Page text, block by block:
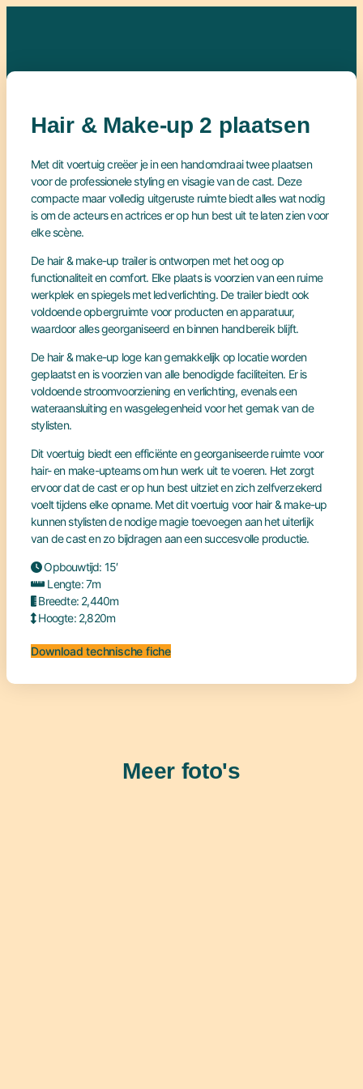
Hair & Make-up 2 plaatsen
Met dit voertuig creëer je in een handomdraai twee plaatsen
voor de professionele styling en visagie van de cast. Deze
compacte maar volledig uitgeruste ruimte biedt alles wat nodig
is om de acteurs en actrices er op hun best uit te laten zien voor
elke scène.
De hair & make-up trailer is ontworpen met het oog op
functionaliteit en comfort. Elke plaats is voorzien van een ruime
werkplek en spiegels met ledverlichting. De trailer biedt ook
voldoende opbergruimte voor producten en apparatuur,
waardoor alles georganiseerd en binnen handbereik blijft.
De hair & make-up loge kan gemakkelijk op locatie worden
geplaatst en is voorzien van alle benodigde faciliteiten. Er is
voldoende stroomvoorziening en verlichting, evenals een
wateraansluiting en wasgelegenheid voor het gemak van de
stylisten.
Dit voertuig biedt een efficiënte en georganiseerde ruimte voor
hair- en make-upteams om hun werk uit te voeren. Het zorgt
ervoor dat de cast er op hun best uitziet en zich zelfverzekerd
voelt tijdens elke opname. Met dit voertuig voor hair & make-up
kunnen stylisten de nodige magie toevoegen aan het uiterlijk
van de cast en zo bijdragen aan een succesvolle productie.
Opbouwtijd: 15′
Lengte: 7m
Breedte: 2,440m
Hoogte: 2,820m
Download technische fiche
Meer foto's